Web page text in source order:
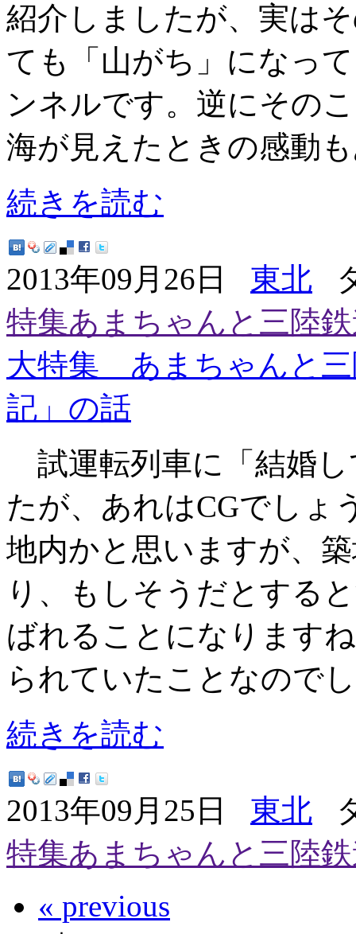
紹介しましたが、実は
ても「山がち」になっ
ンネルです。逆にその
海が見えたときの感動
続きを読む
2013年09月26日 東北
特集あまちゃんと三陸
大特集 あまちゃんと三
記」の話
試運転列車に「結婚
たが、あれはCGでしょ
地内かと思いますが、
り、もしそうだとする
ばれることになります
られていたことなので
続きを読む
2013年09月25日 東北
特集あまちゃんと三陸
« previous